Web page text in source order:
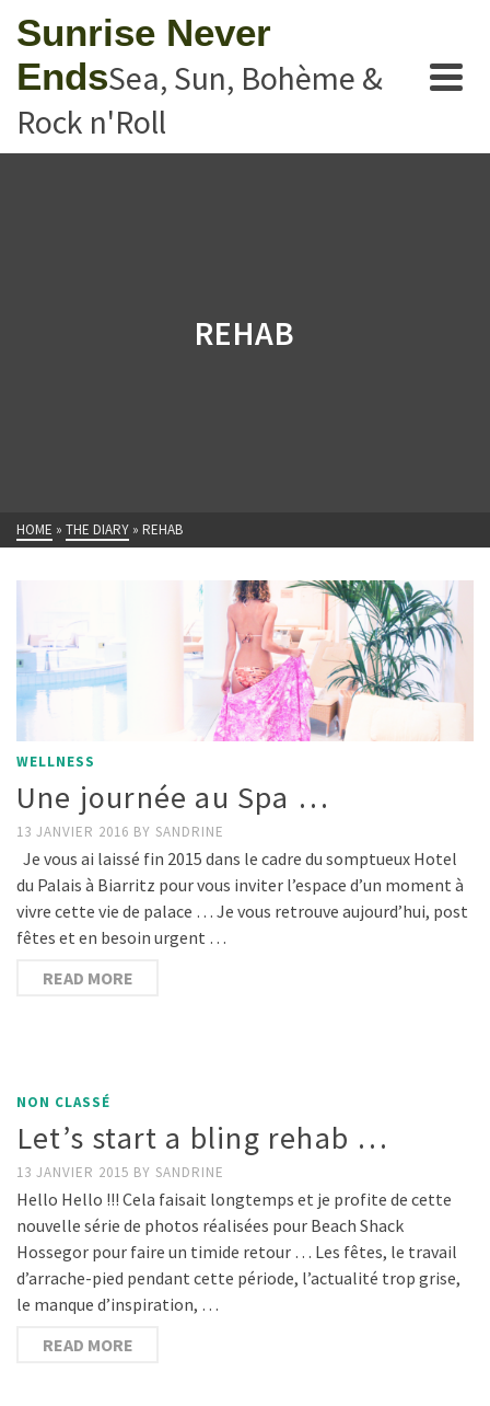
Sunrise Never
EndsSea, Sun, Bohème &
Rock n'Roll
REHAB
HOME » THE DIARY » REHAB
WELLNESS
Une journée au Spa …
13 JANVIER 2016 BY SANDRINE
Je vous ai laissé fin 2015 dans le cadre du somptueux Hotel
du Palais à Biarritz pour vous inviter l’espace d’un moment à
vivre cette vie de palace … Je vous retrouve aujourd’hui, post
fêtes et en besoin urgent …
READ MORE
NON CLASSÉ
Let’s start a bling rehab …
13 JANVIER 2015 BY SANDRINE
Hello Hello !!! Cela faisait longtemps et je profite de cette
nouvelle série de photos réalisées pour Beach Shack
Hossegor pour faire un timide retour … Les fêtes, le travail
d’arrache-pied pendant cette période, l’actualité trop grise,
le manque d’inspiration, …
READ MORE